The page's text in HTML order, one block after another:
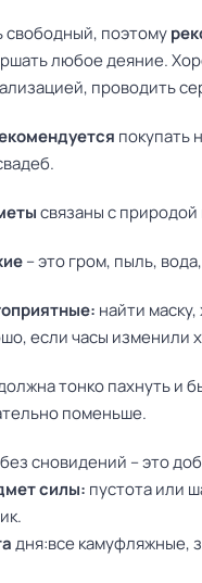
свободный, поэтому
любое деяние.
проводить
покупать
связаны с
– это гром, пыль,
найти
если часы изменили
тонко пахнуть и
поменьше.
без сновидений – это
силы: пустота или
дня:все камуфляжные,